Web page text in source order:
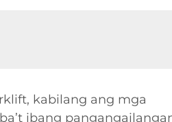
kabilang ang mga
ibang